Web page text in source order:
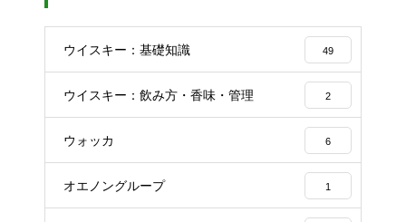
ウイスキー：基礎知識 49
ウイスキー：飲み方・香味・管理 2
ウォッカ 6
オエノングループ 1